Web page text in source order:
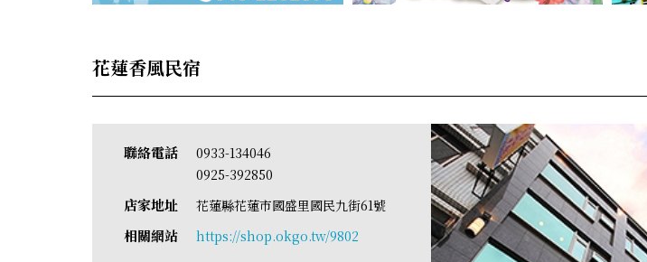
花蓮香風民宿
聯絡電話
0933-134046
0925-392850
店家地址 花蓮縣花蓮市國盛里國民九街61號
相關網站 https://shop.okgo.tw/9802